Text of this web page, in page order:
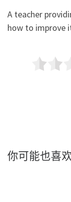
A teacher
how to improve
你可能也喜